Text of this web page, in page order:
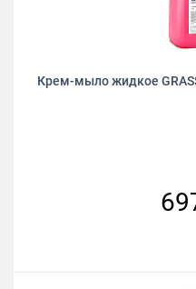
Крем-мыло жидкое